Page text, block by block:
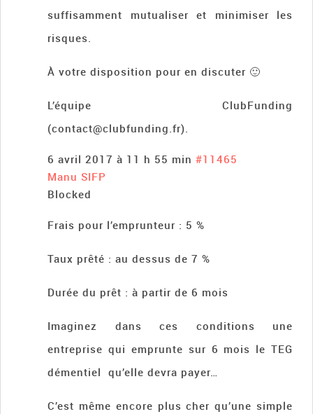
suffisamment mutualiser et minimiser les
risques.
À votre disposition pour en discuter 🙂
L’équipe ClubFunding
(contact@clubfunding.fr).
6 avril 2017 à 11 h 55 min #11465
Manu SIFP
Blocked
Frais pour l’emprunteur : 5 %
Taux prêté : au dessus de 7 %
Durée du prêt : à partir de 6 mois
Imaginez dans ces conditions une
entreprise qui emprunte sur 6 mois le TEG
démentiel qu’elle devra payer…
C’est même encore plus cher qu’une simple